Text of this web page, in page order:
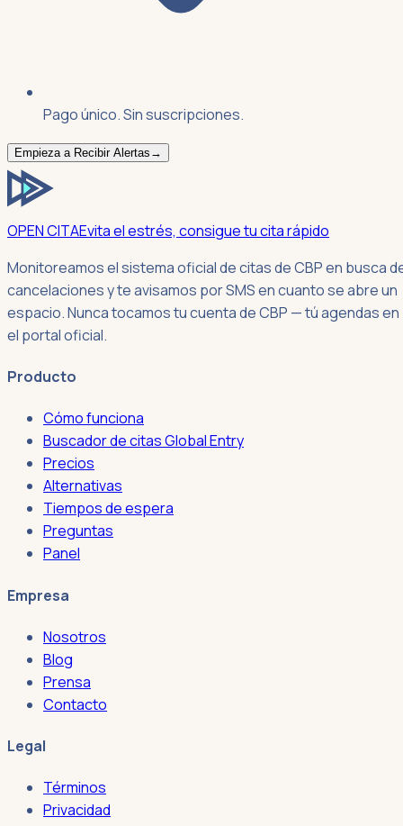
Pago único. Sin suscripciones.
Empieza a Recibir Alertas →
OPEN CITAEvita el estrés, consigue tu cita rápido
Monitoreamos el sistema oficial de citas de CBP en busca
cancelaciones y te avisamos por SMS en cuanto se abre un
espacio. Nunca tocamos tu cuenta de CBP — tú agendas en
el portal oficial.
Producto
Cómo funciona
Buscador de citas Global Entry
Precios
Alternativas
Tiempos de espera
Preguntas
Panel
Empresa
Nosotros
Blog
Prensa
Contacto
Legal
Términos
Privacidad